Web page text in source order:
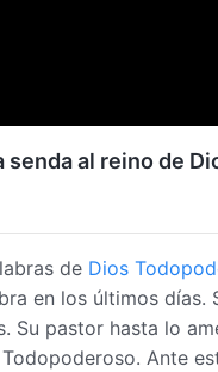
al reino de
de Dios
en los últimos
Su pastor hasta lo
Todopoderoso. Ante